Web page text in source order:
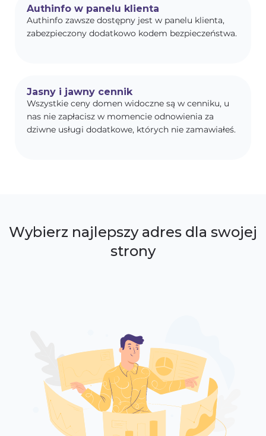
Authinfo w panelu klienta
Authinfo zawsze dostępny jest w panelu klienta,
zabezpieczony dodatkowo kodem bezpieczeństwa.
Jasny i jawny cennik
Wszystkie ceny domen widoczne są w cenniku, u
nas nie zapłacisz w momencie odnowienia za
dziwne usługi dodatkowe, których nie zamawiałeś.
Wybierz najlepszy adres dla swojej
strony